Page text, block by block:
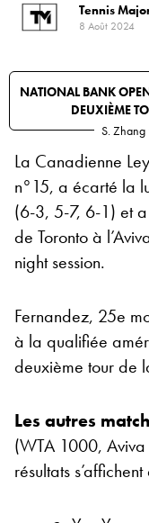
Tennis
8 Août 2024
NATIONAL BANK
DEUXIÈME
S. Zhang
La Canadienne
n°15, a écarté la
(6-3, 5-7, 6-1) et
de Toronto à
night session.
Fernandez, 25e
à la qualifiée
deuxième tour de
Les autres
(WTA 1000, Aviva
résultats